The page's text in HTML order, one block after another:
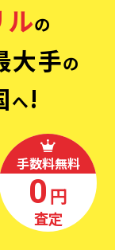
ルの
大手の
へ!
手数料無料
0円
査定